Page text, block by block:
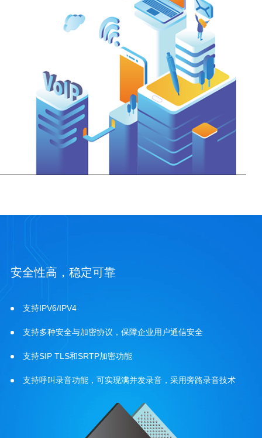
网络接口：1* LAN，1* WAN, 10/100Mbps, RJ45
安全性高，稳定可靠
支持IPV6/IPV4
支持多种安全与加密协议，保障企业用户通信安全
支持SIP TLS和SRTP加密功能
支持呼叫录音功能，可实现满并发录音，采用旁路录音技术